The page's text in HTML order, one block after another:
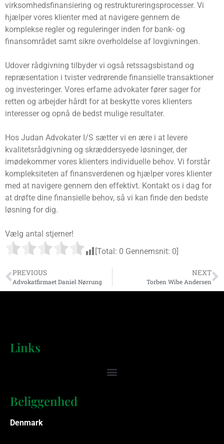
virksomhedsfinansiering og restruktureringsprocesser. Vi
hjælper vores klienter med at navigere gennem de
komplekse regler og reguleringer inden for bank- og
finansområdet samt sikre overholdelse af lovgivningen.
Udover rådgivning tilbyder vi også retssagsbistand og
repræsentation i tvister vedrørende finansielle transaktioner
og investeringer. Vores erfarne advokater fører sager for
retten og arbejder hårdt for at beskytte vores klienters
interesser og opnå de bedst mulige resultater.
Hos Judan Advokater I/S sætter vi en ære i at levere
kvalitetsrådgivning og skræddersyede løsninger, der
imødekommer vores klienters individuelle behov. Vi forstår
kompleksiteten af ​​finansverdenen og hjælper vores klienter
med at navigere gennem den effektivt. Kontakt os i dag for
at drøfte dine finansielle behov, så vi kan finde den bedste
løsning for dig.
Vælg antal stjerner!
[Total: 0 Gennemsnit: 0
PREVIOUS
Advokatfirmaet Daniel Nørrung
NEXT
Torben Wibe Andersen
Links
Beliggenhed
Denmark